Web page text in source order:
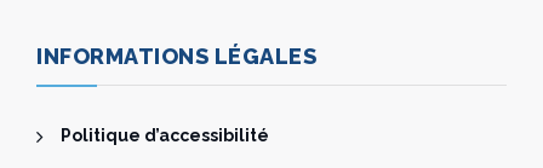
INFORMATIONS LÉGALES
Politique d’accessibilité